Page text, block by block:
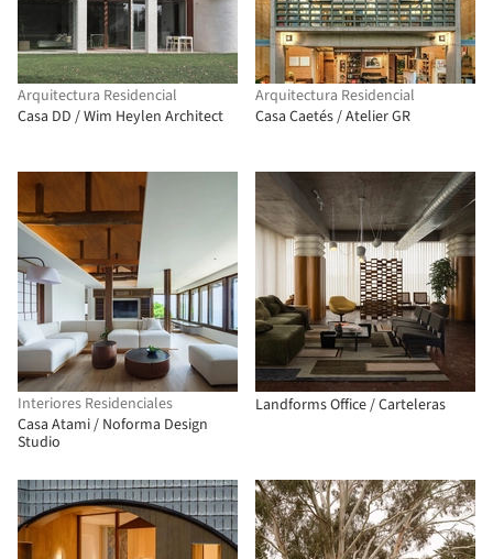
Arquitectura Residencial
Casa DD / Wim Heylen Architect
Arquitectura Residencial
Casa Caetés / Atelier GR
Interiores Residenciales
Casa Atami / Noforma Design
Studio
Landforms Office / Carteleras